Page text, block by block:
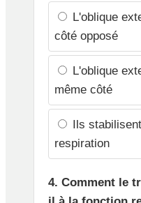
L'oblique
côté opposé
L'oblique
même côté
Ils
respiration
4. Comment le